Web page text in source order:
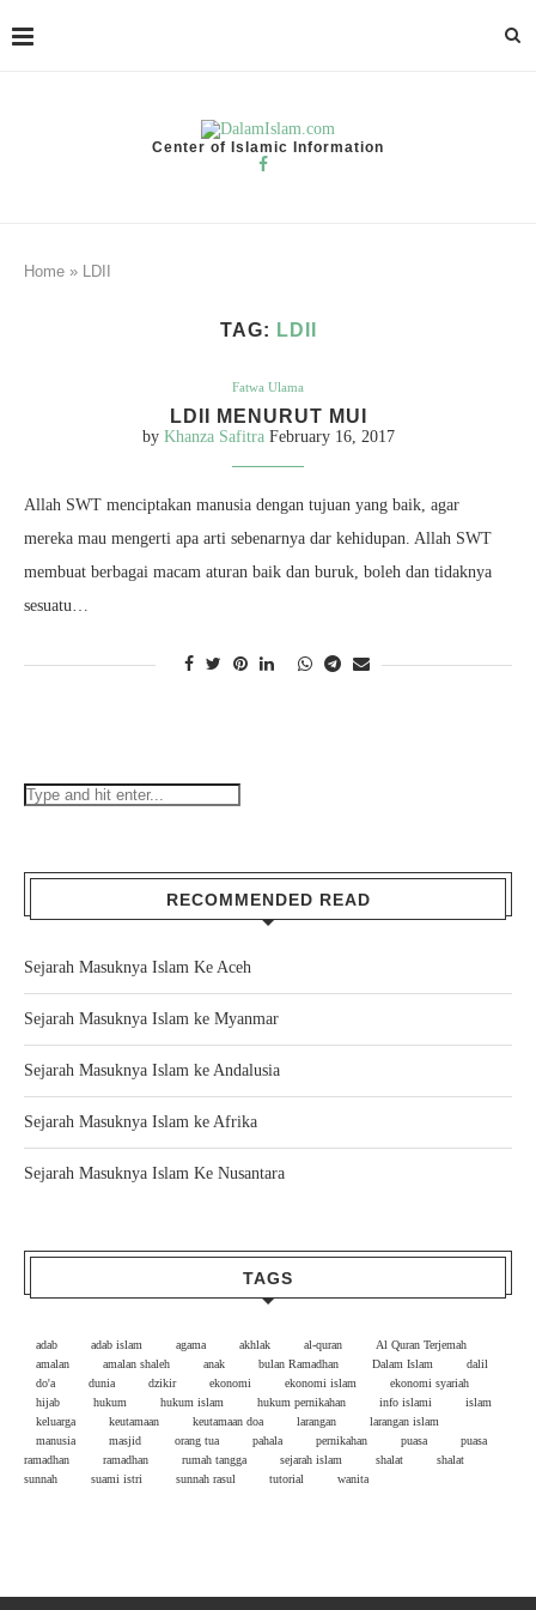
Center of Islamic Information
Home » LDII
TAG: LDII
Fatwa Ulama
LDII MENURUT MUI
by Khanza Safitra February 16, 2017
Allah SWT menciptakan manusia dengan tujuan yang baik, agar
mereka mau mengerti apa arti sebenarnya dar kehidupan. Allah SWT
membuat berbagai macam aturan baik dan buruk, boleh dan tidaknya
sesuatu…
RECOMMENDED READ
Sejarah Masuknya Islam Ke Aceh
Sejarah Masuknya Islam ke Myanmar
Sejarah Masuknya Islam ke Andalusia
Sejarah Masuknya Islam ke Afrika
Sejarah Masuknya Islam Ke Nusantara
TAGS
adab adab islam agama akhlak al-quran
Al Quran Terjemah
amalan
amalan shaleh anak bulan Ramadhan Dalam Islam
dalil
do'a
dunia dzikir ekonomi ekonomi islam
ekonomi syariah
hijab
hukum hukum islam hukum pernikahan info islami
islam
keluarga
keutamaan keutamaan doa larangan
larangan islam
manusia
masjid orang tua pahala pernikahan puasa
puasa
ramadhan
ramadhan rumah tangga sejarah islam shalat
shalat
sunnah
suami istri sunnah rasul tutorial wanita